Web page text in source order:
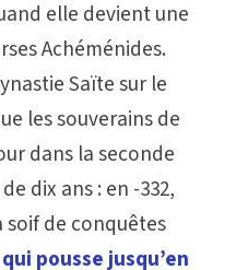
elle devient une
Achéménides.
Saïte sur le
les souverains de
dans la seconde
dix ans : en -332,
soif de conquêtes
pousse jusqu’en